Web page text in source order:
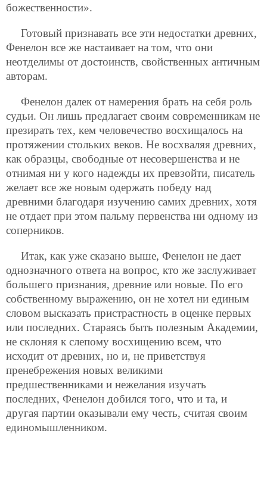
божественности».
Готовый признавать все эти недостатки древних,
Фенелон все же настаивает на том, что они
неотделимы от достоинств, свойственных античным
авторам.
Фенелон далек от намерения брать на себя роль
судьи. Он лишь предлагает своим современникам не
презирать тех, кем человечество восхищалось на
протяжении стольких веков. Не восхваляя древних,
как образцы, свободные от несовершенства и не
отнимая ни у кого надежды их превзойти, писатель
желает все же новым одержать победу над
древними благодаря изучению самих древних, хотя
не отдает при этом пальму первенства ни одному из
соперников.
Итак, как уже сказано выше, Фенелон не дает
однозначного ответа на вопрос, кто же заслуживает
большего признания, древние или новые. По его
собственному выражению, он не хотел ни единым
словом высказать пристрастность в оценке первых
или последних. Стараясь быть полезным Академии,
не склоняя к слепому восхищению всем, что
исходит от древних, но и, не приветствуя
пренебрежения новых великими
предшественниками и нежелания изучать
последних, Фенелон добился того, что и та, и
другая партии оказывали ему честь, считая своим
единомышленником.